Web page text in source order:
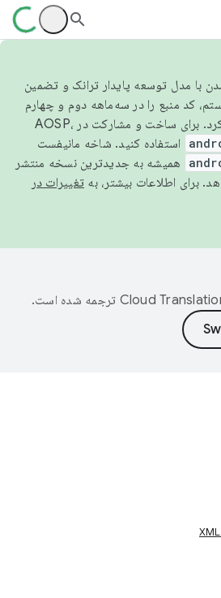
همسو شدن با مدل توسعه پایدار ترانک و تضمین
کد منبع را در سه‌ماهه دوم و چهارم
استفاده کنید. شاخه مانیفست
همیشه به جدیدترین نسخه منتشر
تغییرات در
ترجمه شده است.